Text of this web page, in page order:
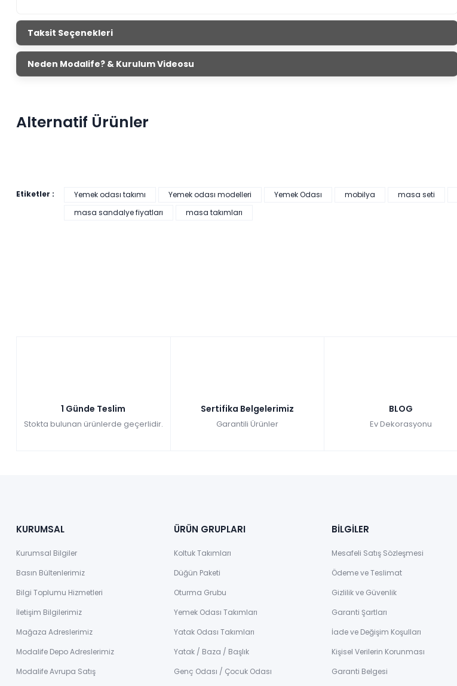
Taksit Seçenekleri
Neden Modalife? & Kurulum Videosu
Alternatif Ürünler
Etiketler : Yemek odası takımı Yemek odası modelleri Yemek Odası mobilya masa seti
masa sandalye fiyatları
masa takımları
1 Günde Teslim
Stokta bulunan ürünlerde geçerlidir.
Sertifika Belgelerimiz
Garantili Ürünler
BLOG
Ev Dekorasyonu
KURUMSAL
Kurumsal Bilgiler
Basın Bültenlerimiz
Bilgi Toplumu Hizmetleri
İletişim Bilgilerimiz
Mağaza Adreslerimiz
Modalife Depo Adreslerimiz
Modalife Avrupa Satış
ÜRÜN GRUPLARI
Koltuk Takımları
Düğün Paketi
Oturma Grubu
Yemek Odası Takımları
Yatak Odası Takımları
Yatak / Baza / Başlık
Genç Odası / Çocuk Odası
BİLGİLER
Mesafeli Satış Sözleşmesi
Ödeme ve Teslimat
Gizlilik ve Güvenlik
Garanti Şartları
İade ve Değişim Koşulları
Kişisel Verilerin Korunması
Garanti Belgesi